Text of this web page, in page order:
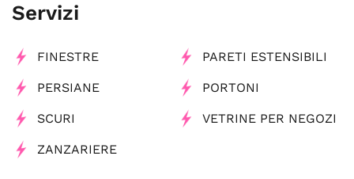
Servizi
FINESTRE PARETI ESTENSIBILI
PERSIANE PORTONI
SCURI VETRINE PER NEGOZI
ZANZARIERE